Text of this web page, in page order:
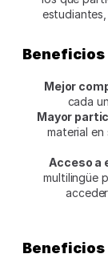
Mejor
cada
Mayor
material
Acceso a
multilingüe
Beneficios